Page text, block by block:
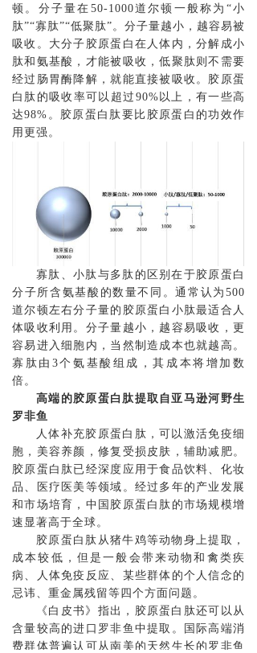
顿。分子量在50-1000道尔顿一般称为“小
肽”“寡肽”“低聚肽”。分子量越小，越容易被
吸收。大分子胶原蛋白在人体内，分解成小
肽和氨基酸，才能被吸收，低聚肽则不需要
经过肠胃酶降解，就能直接被吸收。胶原蛋
白肽的吸收率可以超过90%以上，有一些高
达98%。胶原蛋白肽要比胶原蛋白的功效作
用更强。
寡肽、小肽与多肽的区别在于胶原蛋白
分子所含氨基酸的数量不同。通常认为500
道尔顿左右分子量的胶原蛋白小肽最适合人
体吸收利用。分子量越小，越容易吸收，更
容易进入细胞内，当然制造成本也就越高。
寡肽由3个氨基酸组成，其成本将增加数
倍。
高端的胶原蛋白肽提取自亚马逊河野生
罗非鱼
人体补充胶原蛋白肽，可以激活免疫细
胞，美容养颜，修复受损皮肤，辅助减肥。
胶原蛋白肽已经深度应用于食品饮料、化妆
品、医疗医美等领域。经过多年的产业发展
和市场培育，中国胶原蛋白肽的市场规模增
速显著高于全球。
胶原蛋白肽从猪牛鸡等动物身上提取，
成本较低，但是一般会带来动物和禽类疾
病、人体免疫反应、某些群体的个人信念的
忌讳、重金属残留等四个方面问题。
《白皮书》指出，胶原蛋白肽还可以从
含量较高的进口罗非鱼中提取。国际高端消
费群体普遍认可从南美的天然生长的罗非鱼